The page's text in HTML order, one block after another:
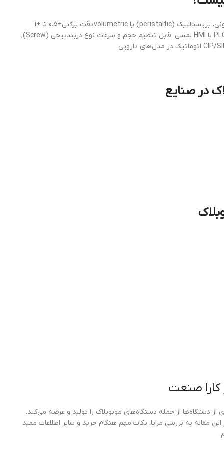
ظرفیت تولید20 تا 120 بطری در دقیقه (بسته به نوع نازل و حجم پرکنی)نوع پرکن پیستونی، پریستالتیک (peristaltic) یا volumetricدقت پرکنی±0.5 تا ±1
درصدجنس استنلس استیل 316L برای تماس با مواد و 304 برای بدنه خارجی سیستم کنترلPLC با HMI لمسی، قابل تنظیم حجم و سرعت نوع دربندپیچی (Screw),
در صنایع
کارا صنعت
دستگاه‌ها از جمله دستگاه‌های مونوبلاک را تولید و عرضه می‌کند.
مقاله به بررسی مزایا، نکات مهم هنگام خرید و سایر اطلاعات مفید